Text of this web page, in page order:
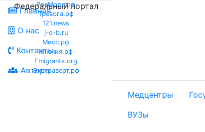
Федеральный портал
Главная
О нас
Контакты
Авторы
РосМода.рф
Тревога.рф
121.news
j-o-b.ru
Мисс.рф
Мнения.рф
Emigrants.org
Экстраверт.рф
Медцентры
ВУЗы